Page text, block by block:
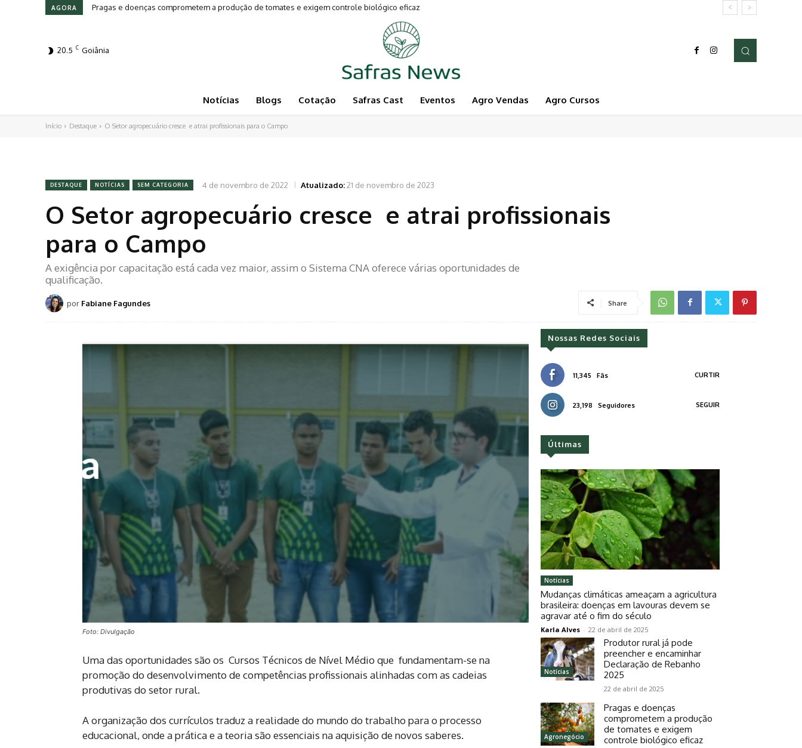
AGORA Pragas e doenças comprometem a produção de tomates e exigem controle biológico eficaz
Leilões em Alta: Genética e investimento movimentam a Pecuária
20.5 C Goiânia
Notícias Blogs Cotação Safras Cast Eventos Agro Vendas Agro Cursos
Início Destaque O Setor agropecuário cresce e atrai profissionais para o Campo
DESTAQUE NOTÍCIAS SEM CATEGORIA 4 de novembro de 2022 Atualizado:21 de novembro de 2023
O Setor agropecuário cresce e atrai profissionais
para o Campo
A exigência por capacitação está cada vez maior, assim o Sistema CNA oferece várias oportunidades de
qualificação.
por Fabiane Fagundes Share
Foto: Divulgação
Uma das oportunidades são os Cursos Técnicos de Nível Médio que fundamentam-se na
promoção do desenvolvimento de competências profissionais alinhadas com as cadeias
produtivas do setor rural.
A organização dos currículos traduz a realidade do mundo do trabalho para o processo
educacional, onde a prática e a teoria são essenciais na aquisição de novos saberes.
Nossas Redes Sociais
11,345 Fãs CURTIR
23,198 Seguidores SEGUIR
Últimas
Notícias
Mudanças climáticas ameaçam a agricultura
brasileira: doenças em lavouras devem se
agravar até o fim do século
Karla Alves - 22 de abril de 2025
Notícias
Produtor rural já pode
preencher e encaminhar
Declaração de Rebanho
2025
22 de abril de 2025
Agronegócio
Pragas e doenças
comprometem a produção
de tomates e exigem
controle biológico eficaz